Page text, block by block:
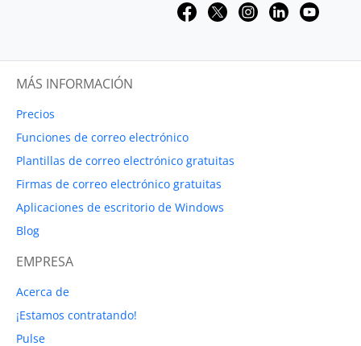
MÁS INFORMACIÓN
Precios
Funciones de correo electrónico
Plantillas de correo electrónico gratuitas
Firmas de correo electrónico gratuitas
Aplicaciones de escritorio de Windows
Blog
EMPRESA
Acerca de
¡Estamos contratando!
Pulse